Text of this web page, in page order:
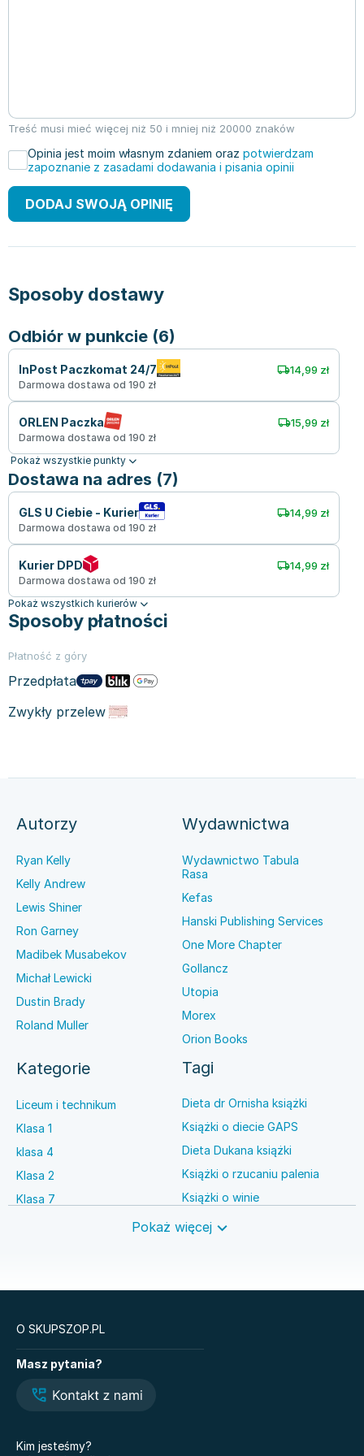
Treść musi mieć więcej niż 50 i mniej niż 20000 znaków
Opinia jest moim własnym zdaniem oraz potwierdzam
zapoznanie z zasadami dodawania i pisania opinii
DODAJ SWOJĄ OPINIĘ
Sposoby dostawy
Odbiór w punkcie (6)
InPost Paczkomat 24/7 14,99 zł
Darmowa dostawa od 190 zł
ORLEN Paczka 15,99 zł
Darmowa dostawa od 190 zł
Pokaż wszystkie punkty
Dostawa na adres (7)
GLS U Ciebie - Kurier 14,99 zł
Darmowa dostawa od 190 zł
Kurier DPD 14,99 zł
Darmowa dostawa od 190 zł
Pokaż wszystkich kurierów
Sposoby płatności
Płatność z góry
Przedpłata
Zwykły przelew
Autorzy
Ryan Kelly
Kelly Andrew
Lewis Shiner
Ron Garney
Madibek Musabekov
Michał Lewicki
Dustin Brady
Roland Muller
Wydawnictwa
Wydawnictwo Tabula
Rasa
Kefas
Hanski Publishing Services
One More Chapter
Gollancz
Utopia
Morex
Orion Books
Kategorie
Liceum i technikum
Klasa 1
klasa 4
Klasa 2
Klasa 7
Tagi
Dieta dr Ornisha książki
Książki o diecie GAPS
Dieta Dukana książki
Książki o rzucaniu palenia
Książki o winie
Książki o anestezjologii
Książki
Legendy i Latte
Hazel Wood. Tom 1
Pokaż więcej
O SKUPSZOP.PL
Masz pytania?
Kim jesteśmy?